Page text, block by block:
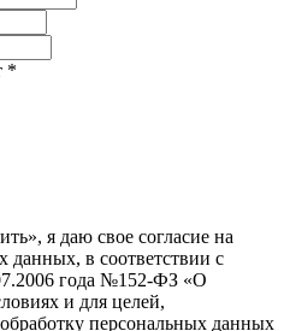
*
я даю свое согласие на
данных, в соответствии с
года №152-ФЗ «О
и для целей,
персональных данных